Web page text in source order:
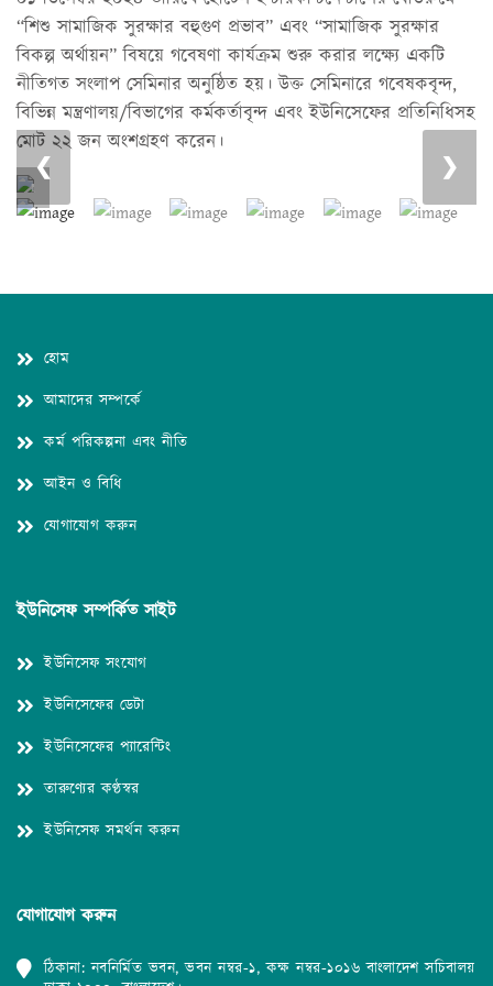
“শিশু সামাজিক সুরক্ষার বহুগুণ প্রভাব” এবং “সামাজিক সুরক্ষার
বিকল্প অর্থায়ন” বিষয়ে গবেষণা কার্যক্রম শুরু করার লক্ষ্যে একটি
নীতিগত সংলাপ সেমিনার অনুষ্ঠিত হয়। উক্ত সেমিনারে গবেষকবৃন্দ,
বিভিন্ন মন্ত্রণালয়/বিভাগের কর্মকর্তাবৃন্দ এবং ইউনিসেফের প্রতিনিধিসহ
মোট ২২ জন অংশগ্রহণ করেন।
1
❮ ❯
হোম
আমাদের সম্পর্কে
কর্ম পরিকল্পনা এবং নীতি
আইন ও বিধি
যোগাযোগ করুন
ইউনিসেফ সম্পর্কিত সাইট
ইউনিসেফ সংযোগ
ইউনিসেফের ডেটা
ইউনিসেফের প্যারেন্টিং
তারুণ্যের কণ্ঠস্বর
ইউনিসেফ সমর্থন করুন
যোগাযোগ করুন
ঠিকানা: নবনির্মিত ভবন, ভবন নম্বর-১, কক্ষ নম্বর-১০১৬ বাংলাদেশ সচিবালয়